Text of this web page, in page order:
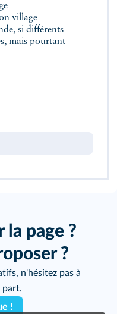
village
si différents
mais pourtant
la page ?
?
n'hésitez pas à
part.
!